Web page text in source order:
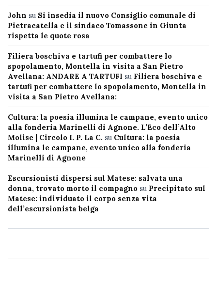
John su Si insedia il nuovo Consiglio comunale di
Pietracatella e il sindaco Tomassone in Giunta
rispetta le quote rosa
Filiera boschiva e tartufi per combattere lo
spopolamento, Montella in visita a San Pietro
Avellana: ANDARE A TARTUFI su Filiera boschiva e
tartufi per combattere lo spopolamento, Montella in
visita a San Pietro Avellana:
Cultura: la poesia illumina le campane, evento unico
alla fonderia Marinelli di Agnone. L’Eco dell’Alto
Molise | Circolo I. P. La C. su Cultura: la poesia
illumina le campane, evento unico alla fonderia
Marinelli di Agnone
Escursionisti dispersi sul Matese: salvata una
donna, trovato morto il compagno su Precipitato sul
Matese: individuato il corpo senza vita
dell’escursionista belga